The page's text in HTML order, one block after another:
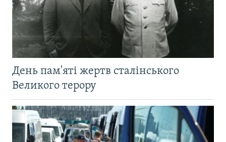
День пам'яті жертв сталінського
Великого терору